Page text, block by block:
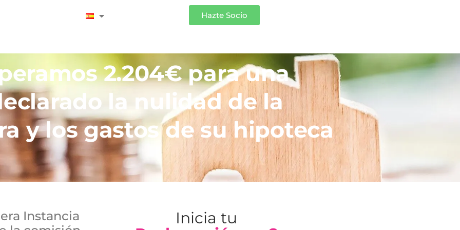
Hazte Socio
2.204€ para una
la nulidad de la
y los gastos de su hipoteca
Instancia
Inicia tu